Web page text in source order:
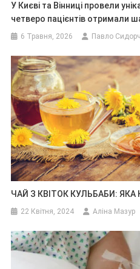
У Києві та Вінниці провели
четверо пацієнтів отримали
6 Травня, 2026 Павло
ЧАЙ З КВІТОК КУЛЬБАБИ:
22 Квітня, 2024 Аліна Мазур